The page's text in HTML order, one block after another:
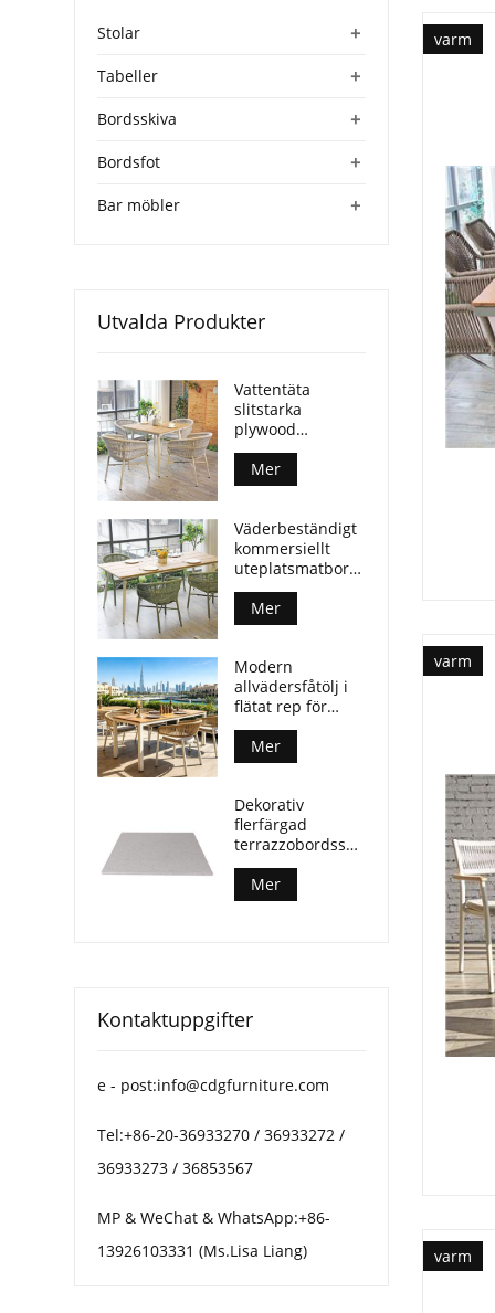
varm
varm
varm
+
Stolar
+
Tabeller
+
Bordsskiva
+
Bordsfot
+
Bar möbler
Utvalda Produkter
Vattentäta
slitstarka
plywood
utomhusbord
aluminiumben
för kommersiella
Mer
Väderbeständigt
kommersiellt
uteplatsmatbord
i plywood med
aluminiumben
Mer
Modern
allvädersfåtölj i
flätat rep för
utomhusmatplatser
Mer
Dekorativ
flerfärgad
terrazzobordsskiva
för soffbord på
uteplatsen
Mer
Kontaktuppgifter
e - post:info@cdgfurniture.com
Tel:+86-20-36933270 / 36933272 /
36933273 / 36853567
MP & WeChat & WhatsApp:+86-
13926103331 (Ms.Lisa Liang)